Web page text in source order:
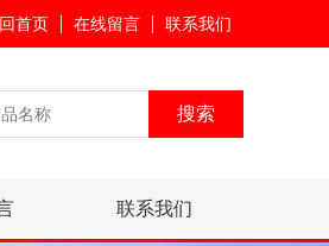
首页 在线留言 联系我们
联系我们